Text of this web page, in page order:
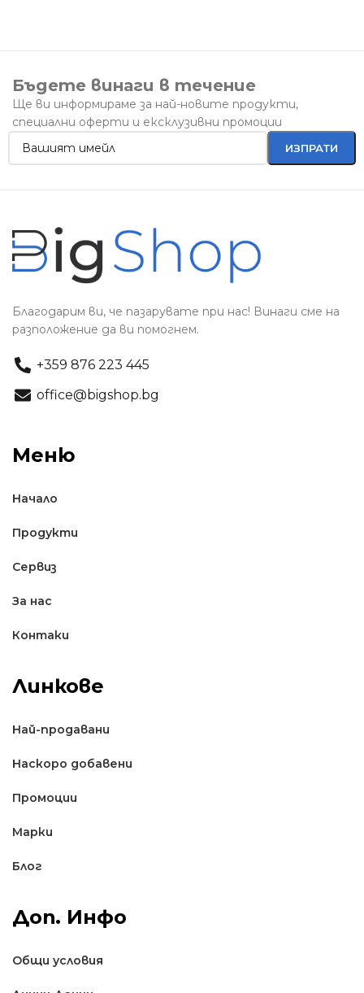
Бъдете винаги в течение
Ще ви информираме за най-новите продукти,
специални оферти и ексклузивни промоции
Благодарим ви, че пазарувате при нас! Винаги сме на
разположение да ви помогнем.
+359 876 223 445
office@bigshop.bg
Меню
Начало
Продукти
Сервиз
За нас
Контаки
Линкове
Най-продавани
Наскоро добавени
Промоции
Марки
Блог
Доп. Инфо
Общи условия